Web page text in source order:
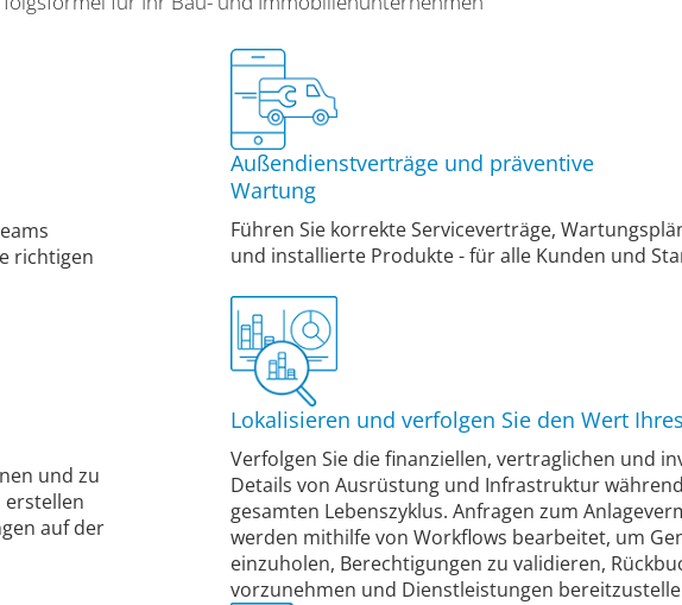
richtigen
Außendienstverträge und präventive
Wartung
Führen Sie korrekte Serviceverträge,
und installierte Produkte - für alle Kunden und
und zu
erstellen
auf der
Lokalisieren und verfolgen Sie den Wert
Verfolgen Sie die finanziellen, vertraglichen und
Details von Ausrüstung und Infrastruktur
gesamten Lebenszyklus. Anfragen zum
werden mithilfe von Workflows bearbeitet, um
einzuholen, Berechtigungen zu validieren,
vorzunehmen und Dienstleistungen